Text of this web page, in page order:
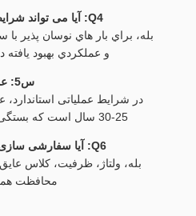
Q4: آیا می تواند شرایط بار ناپایدار را تحمل کند؟
بله، براي بار هاي نوسان پذير
و عملکردي بهبود
س5: عمر انتظار می رود چیست؟
در شرایط عملیاتی
25-30 سال است که بستگی به نگهداری و محیط دارد.
Q6: آیا سفارشی سازی OEM پشتیبانی می شود؟
بله، ولتاژ، ظرفیت، کلاس
محافظت